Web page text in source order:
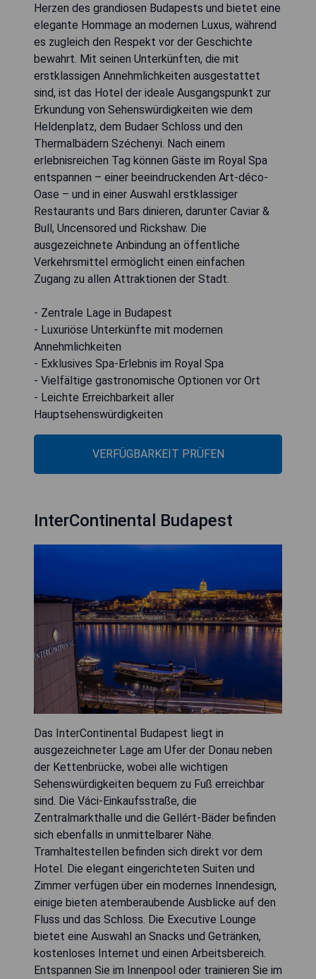
Herzen des grandiosen Budapests und bietet eine
elegante Hommage an modernen Luxus, während
es zugleich den Respekt vor der Geschichte
bewahrt. Mit seinen Unterkünften, die mit
erstklassigen Annehmlichkeiten ausgestattet
sind, ist das Hotel der ideale Ausgangspunkt zur
Erkundung von Sehenswürdigkeiten wie dem
Heldenplatz, dem Budaer Schloss und den
Thermalbädern Széchenyi. Nach einem
erlebnisreichen Tag können Gäste im Royal Spa
entspannen – einer beeindruckenden Art-déco-
Oase – und in einer Auswahl erstklassiger
Restaurants und Bars dinieren, darunter Caviar &
Bull, Uncensored und Rickshaw. Die
ausgezeichnete Anbindung an öffentliche
Verkehrsmittel ermöglicht einen einfachen
Zugang zu allen Attraktionen der Stadt.
- Zentrale Lage in Budapest
- Luxuriöse Unterkünfte mit modernen
Annehmlichkeiten
- Exklusives Spa-Erlebnis im Royal Spa
- Vielfältige gastronomische Optionen vor Ort
- Leichte Erreichbarkeit aller
Hauptsehenswürdigkeiten
VERFÜGBARKEIT PRÜFEN
InterContinental Budapest
Das InterContinental Budapest liegt in
ausgezeichneter Lage am Ufer der Donau neben
der Kettenbrücke, wobei alle wichtigen
Sehenswürdigkeiten bequem zu Fuß erreichbar
sind. Die Váci-Einkaufsstraße, die
Zentralmarkthalle und die Gellért-Bäder befinden
sich ebenfalls in unmittelbarer Nähe.
Tramhaltestellen befinden sich direkt vor dem
Hotel. Die elegant eingerichteten Suiten und
Zimmer verfügen über ein modernes Innendesign,
einige bieten atemberaubende Ausblicke auf den
Fluss und das Schloss. Die Executive Lounge
bietet eine Auswahl an Snacks und Getränken,
kostenloses Internet und einen Arbeitsbereich.
Entspannen Sie im Innenpool oder trainieren Sie im